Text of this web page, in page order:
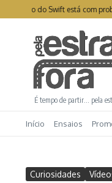
Ir para o conteúdo
do Swift está com problemas
É tempo de partir… pela
Início Ensaios
Curiosidades